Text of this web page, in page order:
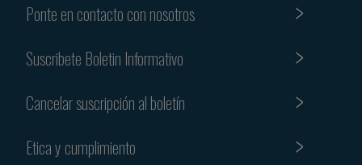
Ponte en contacto con nosotros
Suscribete Boletin Informativo
Cancelar suscripción al boletín
Etica y cumplimiento